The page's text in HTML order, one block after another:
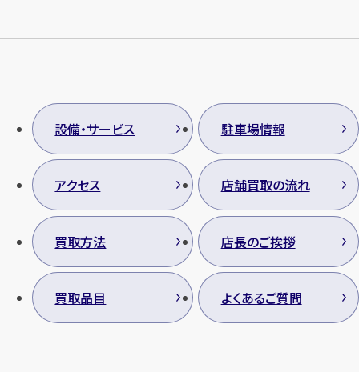
設備・サービス 駐車場情報
アクセス 店舗買取の流れ
買取方法 店長のご挨拶
買取品目 よくあるご質問